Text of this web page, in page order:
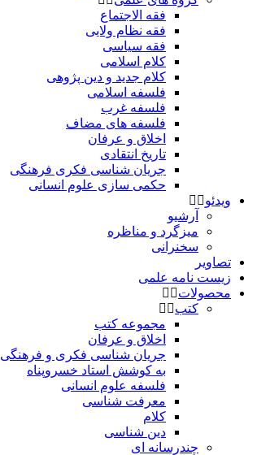
فقه الاجتماع
فقه نظام ولایی
فقه سیاسی
کلام اسلامی
کلام جدید و دین پژوهی
فلسفه اسلامی
فلسفه غرب
فلسفه های مضاف
اخلاق و عرفان
تاریخ انتقادی
جریان شناسی فکری فرهنگی
حکمی سازی علوم انسانی
ویدئو
آرشیو
میزگرد و مناظره
سخنرانی
تصاویر
زیست نامه علمی
محصولات
کتب
مجموعه کتب
اخلاق و عرفان
جریان شناسی فکری و فرهنگی
به کوشش استاد خسروپناه
فلسفه علوم انسانی
معرفت شناسی
کلام
دین شناسی
چندرسانه ای